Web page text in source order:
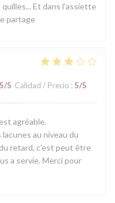
Et dans l'assiette
partage
5/5 Calidad / Precio : 5/5
agréable.
au niveau du
retard, c'est peut être
a servie. Merci pour